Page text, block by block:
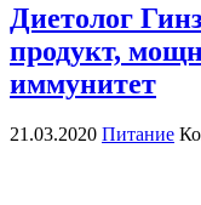
Диетолог
продукт,
иммунитет
21.03.2020 Питание